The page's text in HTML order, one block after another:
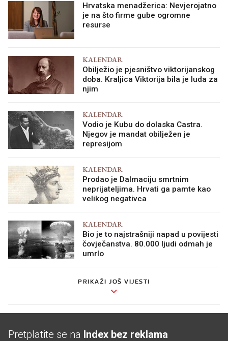
Hrvatska menadžerica: Nevjerojatno
je na što firme gube ogromne
resurse
KALENDAR
Obilježio je pjesništvo viktorijanskog
doba. Kraljica Viktorija bila je luda za
njim
KALENDAR
Vodio je Kubu do dolaska Castra.
Njegov je mandat obilježen je
represijom
KALENDAR
Prodao je Dalmaciju smrtnim
neprijateljima. Hrvati ga pamte kao
velikog negativca
KALENDAR
Bio je to najstrašniji napad u povijesti
čovječanstva. 80.000 ljudi odmah je
umrlo
PRIKAŽI JOŠ VIJESTI
Pretplatite se na Index bez reklama